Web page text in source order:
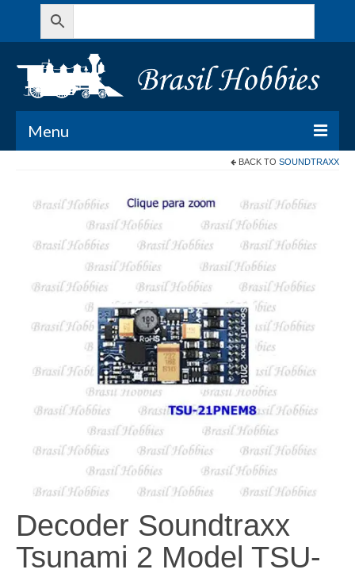
Menu
Meu Carrinho
Minha conta
BACK TO SOUNDTRAXX
Decoder Soundtraxx
Tsunami 2 Model TSU-